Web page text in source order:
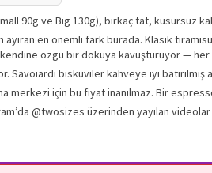
90g ve Big 130g), birkaç tat, kusursuz
ayıran en önemli fark burada. Klasik
özgü bir dokuya kavuşturuyor — her
Savoiardi bisküviler kahveye iyi
merkezi için bu fiyat inanılmaz. Bir
@twosizes üzerinden yayılan